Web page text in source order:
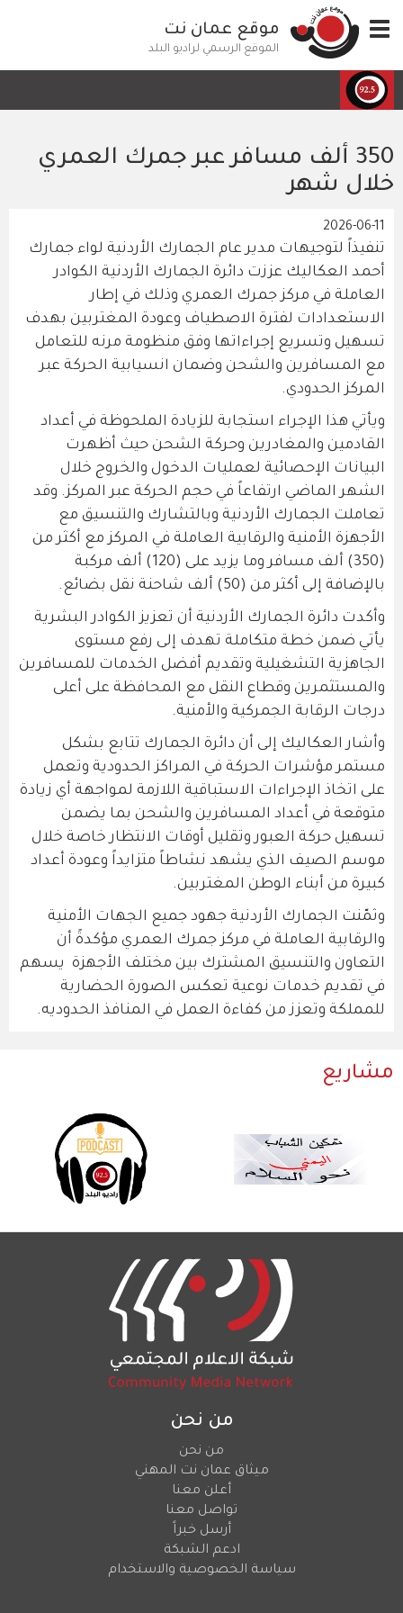
إلى
المحتوى
الرئيسي
Toggle
navigation
موقع عمان نت
الموقع الرسمي لراديو البلد
350 ألف مسافر عبر جمرك العمري
خلال شهر
2026-06-11
تنفيذاً لتوجيهات مدير عام الجمارك الأردنية لواء جمارك
أحمد العكاليك عززت دائرة الجمارك الأردنية الكوادر
العاملة في مركز جمرك العمري وذلك في إطار
الاستعدادات لفترة الاصطياف وعودة المغتربين بهدف
تسهيل وتسريع إجراءاتها وفق منظومة مرنه للتعامل
مع المسافرين والشحن وضمان انسيابية الحركة عبر
المركز الحدودي.
ويأتي هذا الإجراء استجابة للزيادة الملحوظة في أعداد
القادمين والمغادرين وحركة الشحن حيث أظهرت
البيانات الإحصائية لعمليات الدخول والخروج خلال
الشهر الماضي ارتفاعاً في حجم الحركة عبر المركز. وقد
تعاملت الجمارك الأردنية وبالتشارك والتنسيق مع
الأجهزة الأمنية والرقابية العاملة في المركز مع أكثر من
(350) ألف مسافر وما يزيد على (120) ألف مركبة
بالإضافة إلى أكثر من (50) ألف شاحنة نقل بضائع.
وأكدت دائرة الجمارك الأردنية أن تعزيز الكوادر البشرية
يأتي ضمن خطة متكاملة تهدف إلى رفع مستوى
الجاهزية التشغيلية وتقديم أفضل الخدمات للمسافرين
والمستثمرين وقطاع النقل مع المحافظة على أعلى
درجات الرقابة الجمركية والأمنية.
وأشار العكاليك إلى أن دائرة الجمارك تتابع بشكل
مستمر مؤشرات الحركة في المراكز الحدودية وتعمل
على اتخاذ الإجراءات الاستباقية اللازمة لمواجهة أي زيادة
متوقعة في أعداد المسافرين والشحن بما يضمن
تسهيل حركة العبور وتقليل أوقات الانتظار خاصة خلال
موسم الصيف الذي يشهد نشاطاً متزايداً وعودة أعداد
كبيرة من أبناء الوطن المغتربين.
وثمّنت الجمارك الأردنية جهود جميع الجهات الأمنية
والرقابية العاملة في مركز جمرك العمري مؤكدةً أن
التعاون والتنسيق المشترك بين مختلف الأجهزة يسهم
في تقديم خدمات نوعية تعكس الصورة الحضارية
للمملكة وتعزز من كفاءة العمل في المنافذ الحدوديه.
مشاريع
من نحن
من نحن
ميثاق عمان نت المهني
أعلن معنا
تواصل معنا
أرسل خبراً
ادعم الشبكة
سياسة الخصوصية والاستخدام